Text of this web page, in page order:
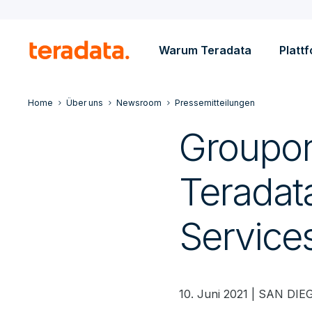
Warum Teradata
Home Über uns Newsroom Pressemitteilungen
10. Juni 2021 | SAN